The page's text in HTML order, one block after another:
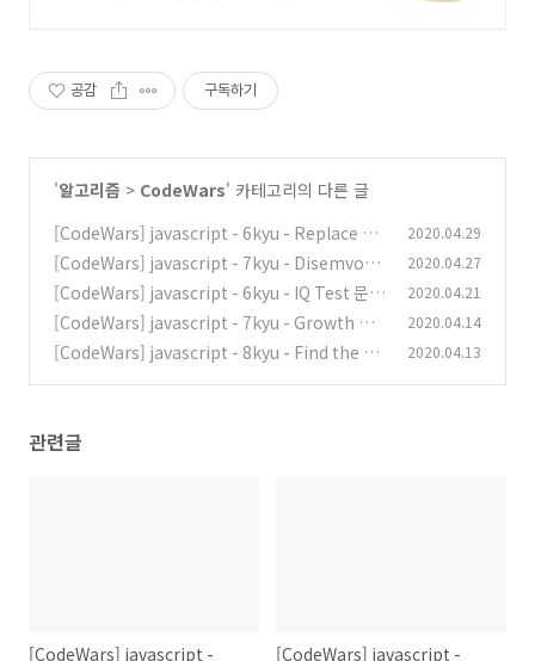
공감 구독하기
'알고리즘 > CodeWars' 카테고리의 다른 글
[CodeWars] javascript - 6kyu - Replace Wi
th Alphabet Position 문제풀이
(0)
2020.04.29
[CodeWars] javascript - 7kyu - Disemvow
el Trolls 문제풀이 (0)
2020.04.27
[CodeWars] javascript - 6kyu - IQ Test 문제
풀이 (0)
2020.04.21
[CodeWars] javascript - 7kyu - Growth Of
Population 문제풀이 (0)
2020.04.14
[CodeWars] javascript - 8kyu - Find the fir
2020.04.13
관련글
[CodeWars] javascript -
[CodeWars] javascript -